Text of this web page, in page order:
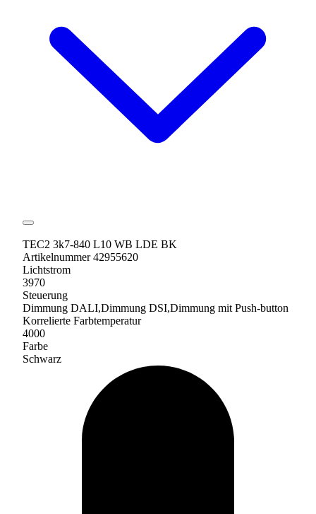
TEC2 3k7-840 L10 WB LDE BK
Artikelnummer 42955620
Lichtstrom
3970
Steuerung
Dimmung DALI,Dimmung DSI,Dimmung mit Push-button
Korrelierte Farbtemperatur
4000
Farbe
Schwarz